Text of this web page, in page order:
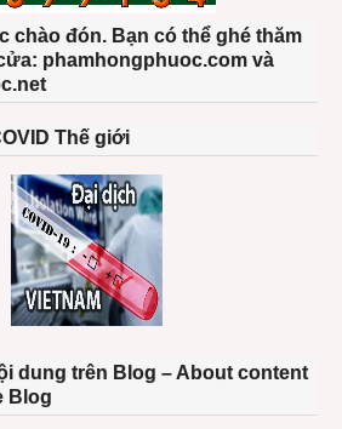
chào đón. Bạn có thể ghé thăm
phamhongphuoc.com và
Thế giới
dung trên Blog – About content
Blog